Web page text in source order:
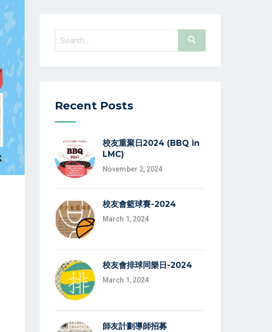
Search
Search
Recent Posts
校友重聚日2024 (BBQ in
LMC)
November 2, 2024
校友會籃球賽-2024
March 1, 2024
校友會排球同樂日-2024
March 1, 2024
師友計劃導師招募